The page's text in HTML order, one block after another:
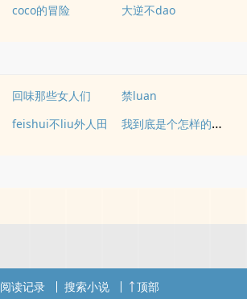
coco的冒险 大逆不dao
回味那些女人们
禁luan
feishui不liu外人田 我到底是个怎样的女孩
阅读记录 搜索小说 顶部